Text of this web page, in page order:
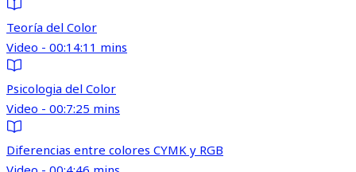
Teoría del Color
Video - 00:14:11 mins
Psicologia del Color
Video - 00:7:25 mins
Diferencias entre colores CYMK y RGB